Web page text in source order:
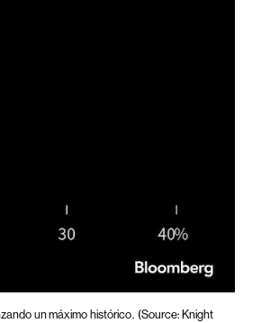
un máximo histórico. (Source: Knight